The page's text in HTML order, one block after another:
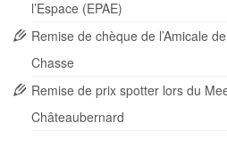
l’Espace (EPAE)
Remise de chèque de l’Amicale
Chasse
Remise de prix spotter lors du
Châteaubernard